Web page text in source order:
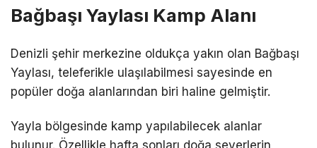
Bağbaşı Yaylası Kamp Alanı
Denizli şehir merkezine oldukça yakın olan Bağbaşı
Yaylası, teleferikle ulaşılabilmesi sayesinde en
popüler doğa alanlarından biri haline gelmiştir.
Yayla bölgesinde kamp yapılabilecek alanlar